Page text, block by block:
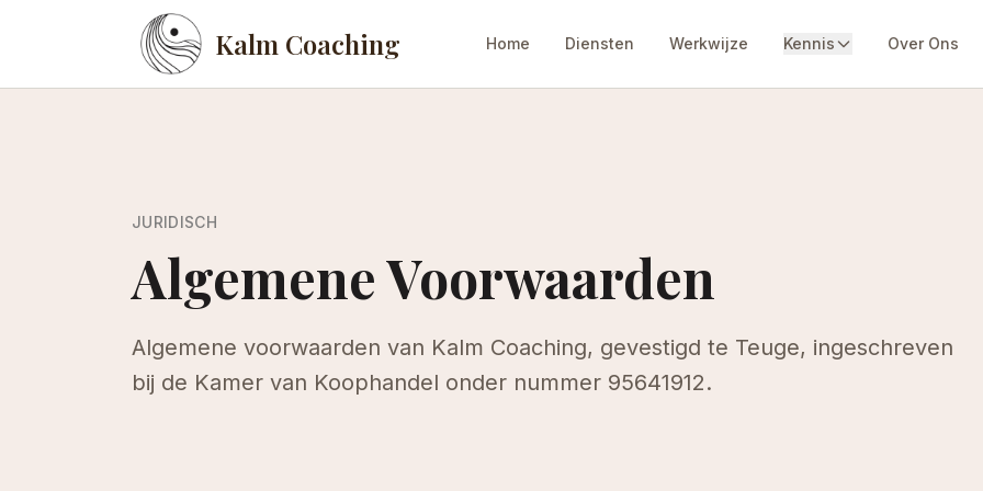
Kalm Coaching Home Diensten Werkwijze Kennis Over Ons
JURIDISCH
Algemene Voorwaarden
Algemene voorwaarden van Kalm Coaching, gevestigd te Teuge, ingeschreven
bij de Kamer van Koophandel onder nummer 95641912.